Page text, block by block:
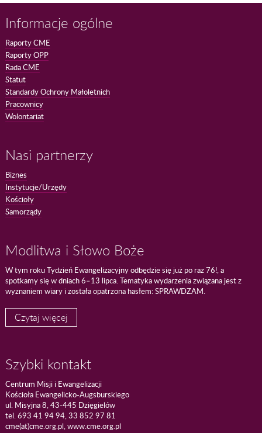
Informacje ogólne
Raporty CME
Raporty OPP
Rada CME
Statut
Standardy Ochrony Małoletnich
Pracownicy
Wolontariat
Nasi partnerzy
Biznes
Instytucje/Urzędy
Kościoły
Samorządy
Modlitwa i Słowo Boże
W tym roku Tydzień Ewangelizacyjny odbędzie się już po raz 76!, a
spotkamy się w dniach 6–13 lipca. Tematyka wydarzenia związana jest z
wyznaniem wiary i została opatrzona hasłem: SPRAWDZAM.
Czytaj więcej
Szybki kontakt
Centrum Misji i Ewangelizacji
Kościoła Ewangelicko-Augsburskiego
ul. Misyjna 8, 43-445 Dzięgielów
tel. 693 41 94 94, 33 852 97 81
cme(at)cme.org.pl, www.cme.org.pl